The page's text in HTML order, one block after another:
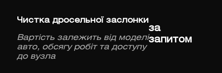
Чистка дросельної заслонки
Вартість залежить від моделі
авто, обсягу робіт та доступу
до вузла
за
запитом